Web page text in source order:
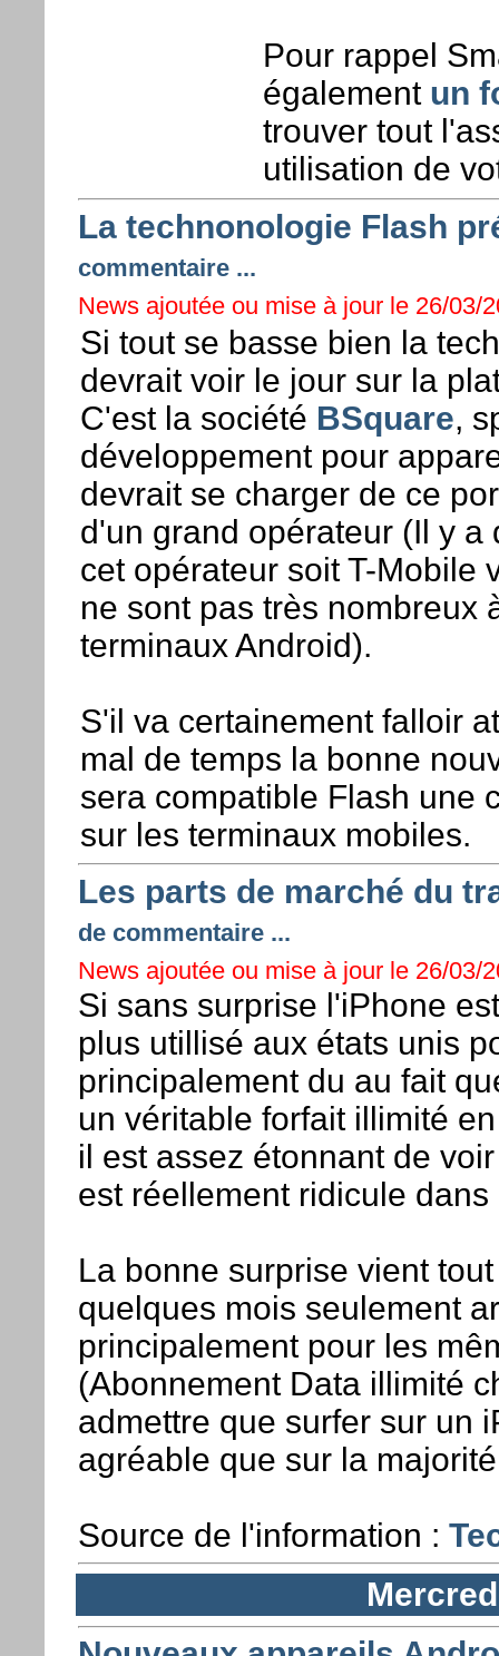
Pour rappel
également un
trouver tout
utilisation de
La technonologie Flash
commentaire ...
News ajoutée ou mise à jour le 26/03/
Si tout se basse bien la
devrait voir le jour sur la
C'est la société BSquare,
développement pour
devrait se charger de ce
d'un grand opérateur (Il y a
cet opérateur soit T-Mobile
ne sont pas très nombreux
terminaux Android).
S'il va certainement falloir
mal de temps la bonne
sera compatible Flash une
sur les terminaux mobiles.
Les parts de marché du
de commentaire ...
News ajoutée ou mise à jour le 26/03/
Si sans surprise l'iPhone
plus utillisé aux états unis
principalement du au fait
un véritable forfait illimité
il est assez étonnant de
est réellement ridicule
La bonne surprise vient
quelques mois seulement
principalement pour les
(Abonnement Data illimité
admettre que surfer sur un
agréable que sur la
Source de l'information :